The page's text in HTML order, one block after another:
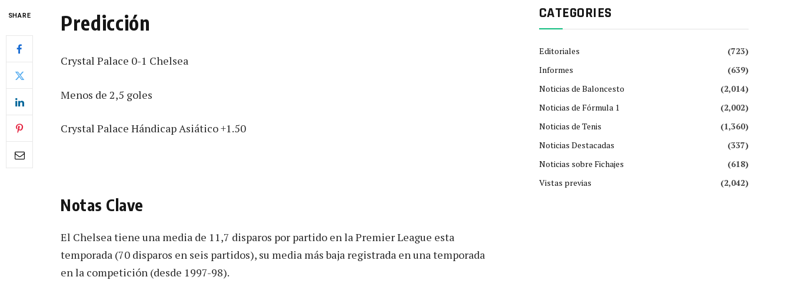
SHARE Predicción
Crystal Palace 0-1 Chelsea
Menos de 2,5 goles
Crystal Palace Hándicap Asiático +1.50
Notas Clave
El Chelsea tiene una media de 11,7 disparos por partido en la Premier League esta
temporada (70 disparos en seis partidos), su media más baja registrada en una temporada
en la competición (desde 1997-98).
CATEGORIES
Editoriales
(723)
Informes
(639)
Noticias de Baloncesto
(2,014)
Noticias de Fórmula 1
(2,002)
Noticias de Tenis
(1,360)
Noticias Destacadas
(337)
Noticias sobre Fichajes
(618)
Vistas previas
(2,042)